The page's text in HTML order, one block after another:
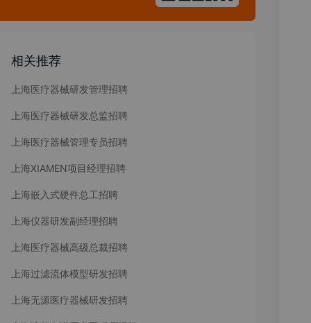
相关推荐
上海医疗器械研发管理招聘
上海医疗器械研发总监招聘
上海医疗器械管理专员招聘
上海XIAMEN项目经理招聘
上海嵌入式硬件总工招聘
上海仪器研发副经理招聘
上海医疗器械高级总裁招聘
上海过滤流体模型研发招聘
上海无源医疗器械研发招聘